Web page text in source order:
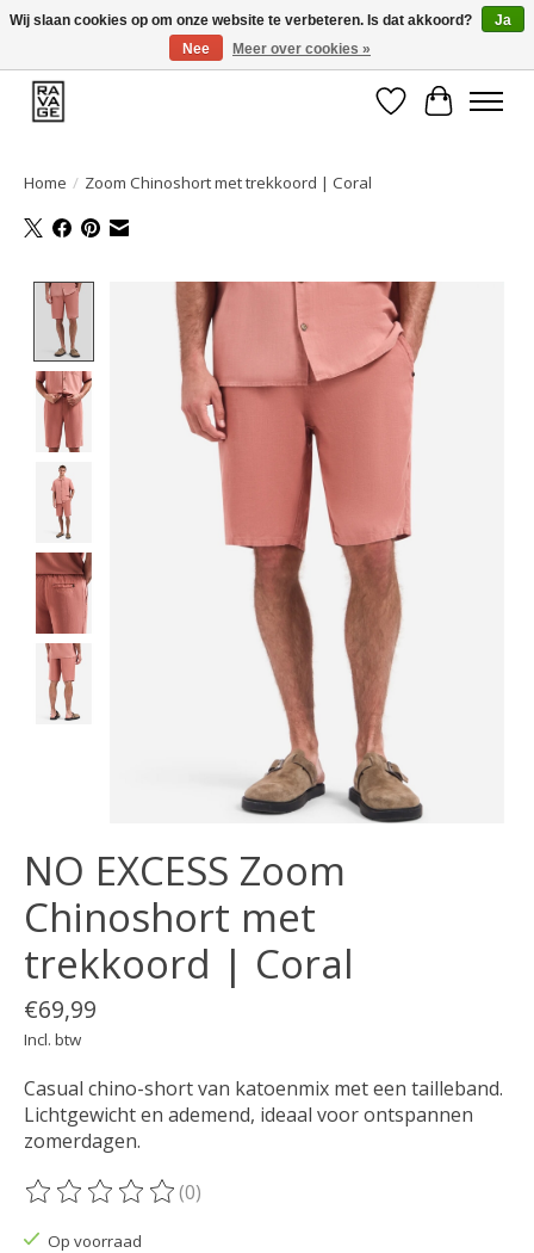
EEN GROOT ASSORTIMENT VAN TOP MERKEN!
Verlanglijst
Home / Zoom Chinoshort met trekkoord | Coral
Product image slideshow Items
NO EXCESS Zoom
Chinoshort met
trekkoord | Coral
€69,99
Incl. btw
Casual chino-short van katoenmix met een tailleband.
Lichtgewicht en ademend, ideaal voor ontspannen
zomerdagen.
De beoordeling van dit product is
(0)
Op voorraad
Wij slaan cookies op om onze website te verbeteren. Is dat akkoord?
Ja
Nee
Meer over cookies »